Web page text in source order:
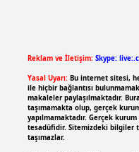
Reklam ve İletişim: Skype:
Yasal Uyarı: Bu internet sitesi,
ile hiçbir bağlantısı
makaleler paylaşılmaktadır.
taşımamakta olup, gerçek
yapılmamaktadır. Gerçek
tesadüfidir. Sitemizdeki bilgiler
taşımazlar.